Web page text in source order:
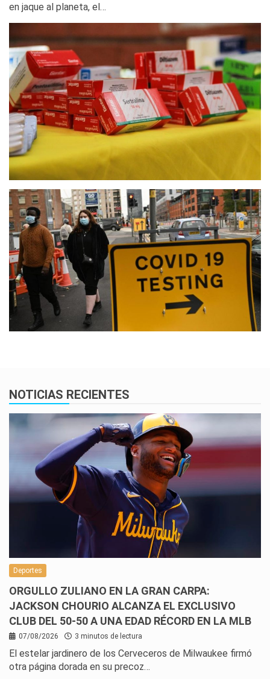
en jaque al planeta, el…
NOTICIAS RECIENTES
Deportes
ORGULLO ZULIANO EN LA GRAN CARPA:
JACKSON CHOURIO ALCANZA EL EXCLUSIVO
CLUB DEL 50-50 A UNA EDAD RÉCORD EN LA MLB
07/08/2026 3 minutos de lectura
El estelar jardinero de los Cerveceros de Milwaukee firmó
otra página dorada en su precoz…